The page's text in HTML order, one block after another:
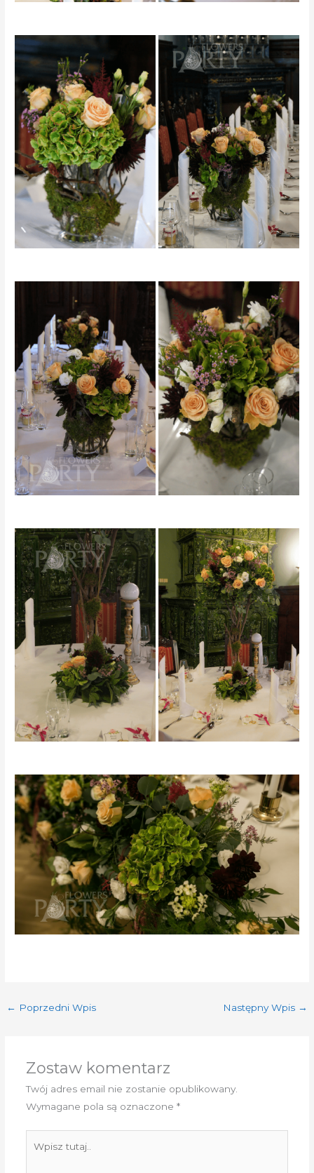
← Poprzedni Wpis Następny Wpis →
Zostaw komentarz
Twój adres email nie zostanie opublikowany.
Wymagane pola są oznaczone *
tutaj..